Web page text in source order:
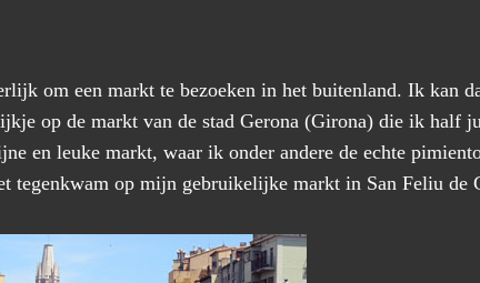
om een markt te bezoeken in het buitenland. Ik kan
op de markt van de stad Gerona (Girona) die ik half
en leuke markt, waar ik onder andere de echte
tegenkwam op mijn gebruikelijke markt in San Feliu de